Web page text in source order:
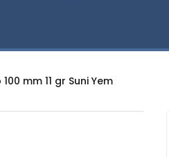
mm 11 gr Suni Yem